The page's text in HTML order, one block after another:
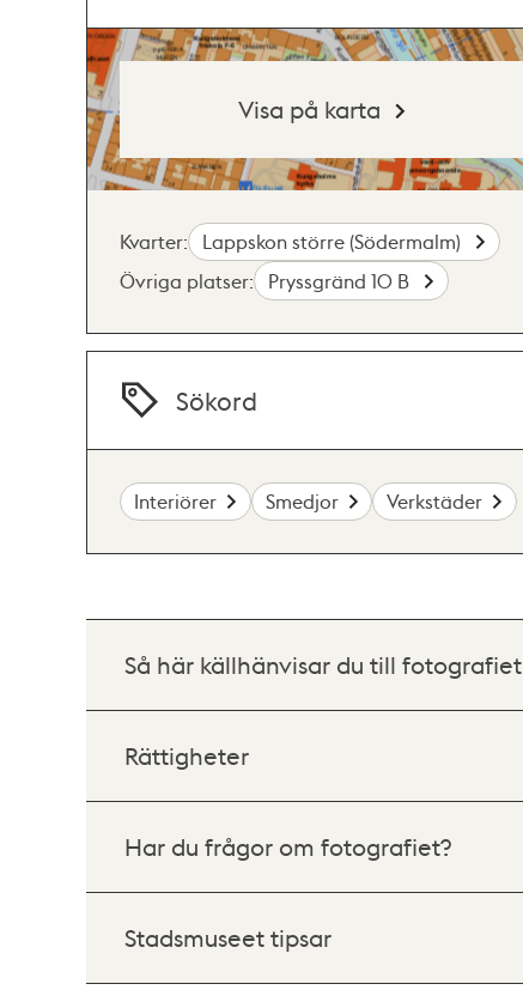
Visa på karta
Kvarter:
Lappskon större (Södermalm)
Övriga platser:
Pryssgränd 10 B
Sökord
Interiörer Smedjor Verkstäder
Så här källhänvisar du till fotografiet
Rättigheter
Har du frågor om fotografiet?
Stadsmuseet tipsar